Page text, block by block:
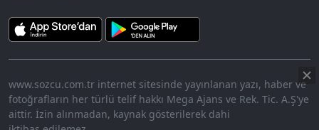
www.sozcu.com.tr internet sitesinde yayınlanan yazı, haber ve
fotoğrafların her türlü telif hakkı Mega Ajans ve Rek. Tic. A.Ş'ye
aittir. İzin alınmadan, kaynak gösterilerek dahi